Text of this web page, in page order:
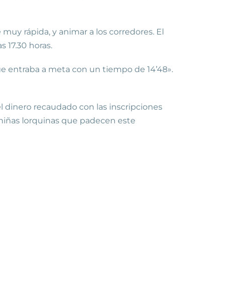
rápida, y animar a los corredores. El
17.30 horas.
entraba a meta con un tiempo de 14’48».
dinero recaudado con las inscripciones
lorquinas que padecen este